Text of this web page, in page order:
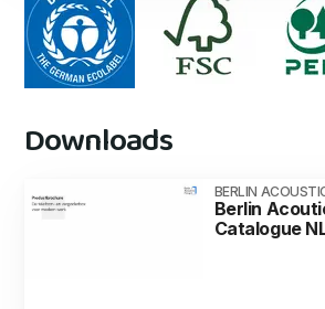
Downloads
BERLIN
Berlin
Catalogue